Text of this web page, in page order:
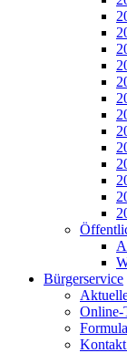
Bürgerservice
Online-